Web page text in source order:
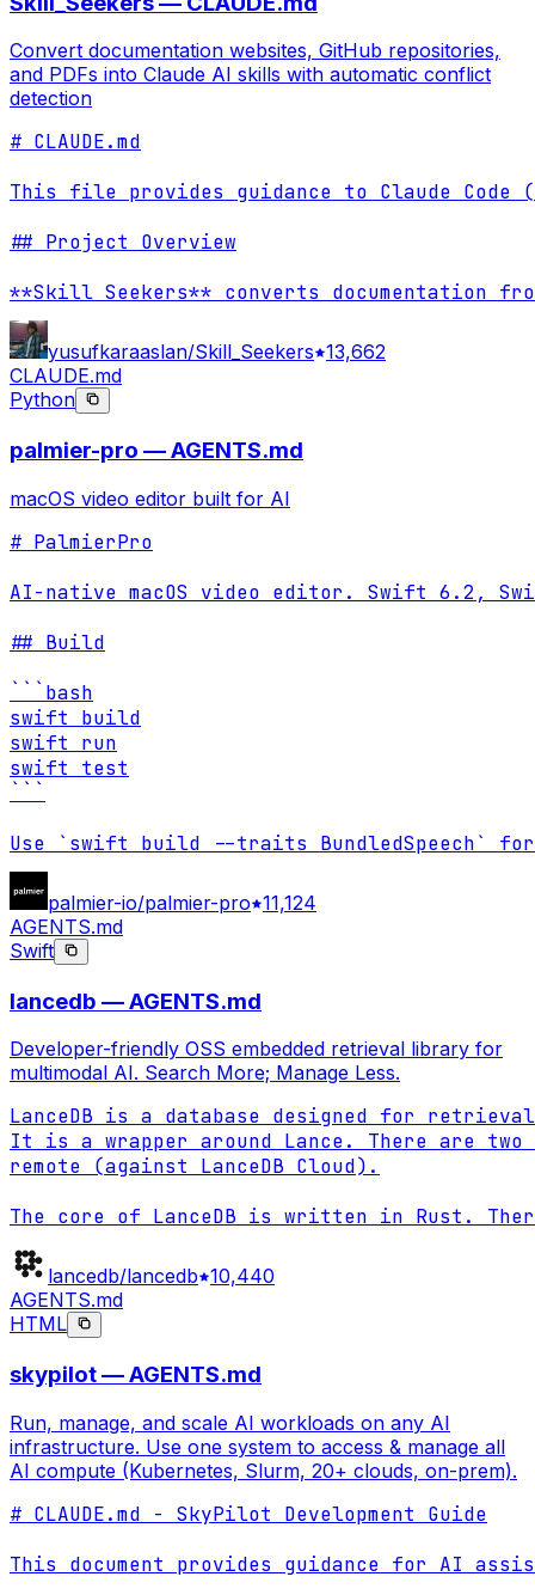
Convert documentation websites, GitHub repositories,
and PDFs into Claude AI skills with automatic conflict
detection
# CLAUDE.md
This file provides guidance to Claude
## Project Overview
**Skill Seekers** converts documentation
yusufkaraaslan/Skill_Seekers 13,662
CLAUDE.md
Python
palmier-pro — AGENTS.md
macOS video editor built for AI
# PalmierPro
AI-native macOS video editor. Swift 6.2,
## Build
```bash
swift build
swift run
swift test
Use `swift build --traits BundledSpeech`
palmier-io/palmier-pro 11,124
AGENTS.md
Swift
lancedb — AGENTS.md
Developer-friendly OSS embedded retrieval library for
multimodal AI. Search More; Manage Less.
LanceDB is a database designed for
It is a wrapper around Lance. There are
remote (against LanceDB Cloud).
The core of LanceDB is written in Rust.
lancedb/lancedb 10,440
AGENTS.md
HTML
skypilot — AGENTS.md
Run, manage, and scale AI workloads on any AI
infrastructure. Use one system to access & manage all
AI compute (Kubernetes, Slurm, 20+ clouds, on-prem).
# CLAUDE.md - SkyPilot Development Guide
This document provides guidance for AI